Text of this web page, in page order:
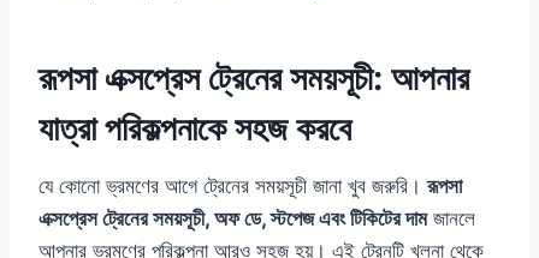
রূপসা এক্সপ্রেস ট্রেনের সময়সূচী: আপনার
যাত্রা পরিকল্পনাকে সহজ করবে
যে কোনো ভ্রমণের আগে ট্রেনের সময়সূচী জানা খুব জরুরি।রূপসা
এক্সপ্রেস ট্রেনের সময়সূচী, অফ ডে, স্টপেজ এবং টিকিটের দামজানলে
আপনার ভ্রমণের পরিকল্পনা আরও সহজ হয়। এই ট্রেনটি খুলনা থেকে